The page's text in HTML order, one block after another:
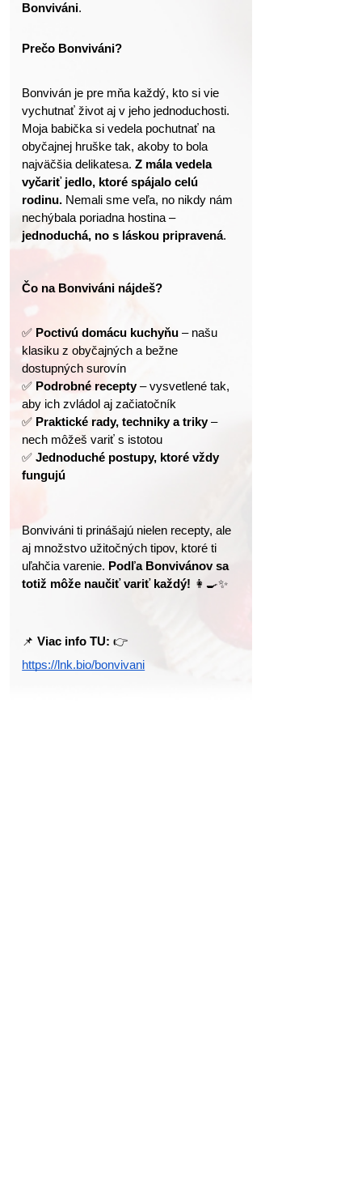
Bonviváni.
Prečo Bonviváni?
Bonviván je pre mňa každý, kto si vie
vychutnať život aj v jeho jednoduchosti.
Moja babička si vedela pochutnať na
obyčajnej hruške tak, akoby to bola
najväčšia delikatesa. Z mála vedela
vyčariť jedlo, ktoré spájalo celú
rodinu. Nemali sme veľa, no nikdy nám
nechýbala poriadna hostina –
jednoduchá, no s láskou pripravená.
Čo na Bonviváni nájdeš?
✅ Poctivú domácu kuchyňu – našu
klasiku z obyčajných a bežne
dostupných surovín
✅ Podrobné recepty – vysvetlené tak,
aby ich zvládol aj začiatočník
✅ Praktické rady, techniky a triky –
nech môžeš variť s istotou
✅ Jednoduché postupy, ktoré vždy
fungujú
Bonviváni ti prinášajú nielen recepty, ale
aj množstvo užitočných tipov, ktoré ti
uľahčia varenie. Podľa Bonvivánov sa
totiž môže naučiť variť každý! 👩‍🍳✨
📌 Viac info TU:
https://lnk.bio/bonvivani